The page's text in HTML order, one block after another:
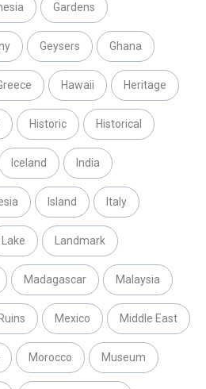
Gardens
Geysers Ghana
Hawaii Heritage
Historic Historical
Iceland India
Island Italy
Lake Landmark
Madagascar Malaysia
Mexico Middle East
Morocco Museum